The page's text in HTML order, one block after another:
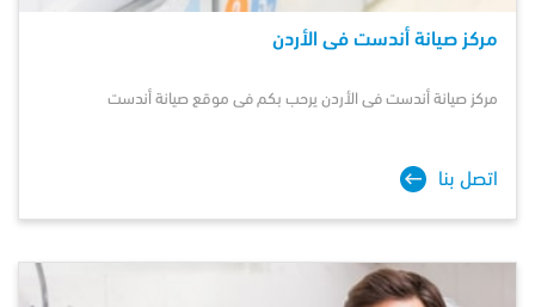
مركز صيانة أندست فى الأردن
مركز صيانة أندست فى الأردن يرحب بكم فى موقع صيانة أندست
اتصل بنا